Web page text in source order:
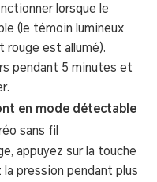
lorsque le
(le témoin lumineux
rouge est allumé).
pendant 5 minutes et
en mode détectable
sans fil
appuyez sur la touche
pression pendant plus